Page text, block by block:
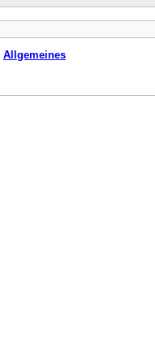
Allgemeines